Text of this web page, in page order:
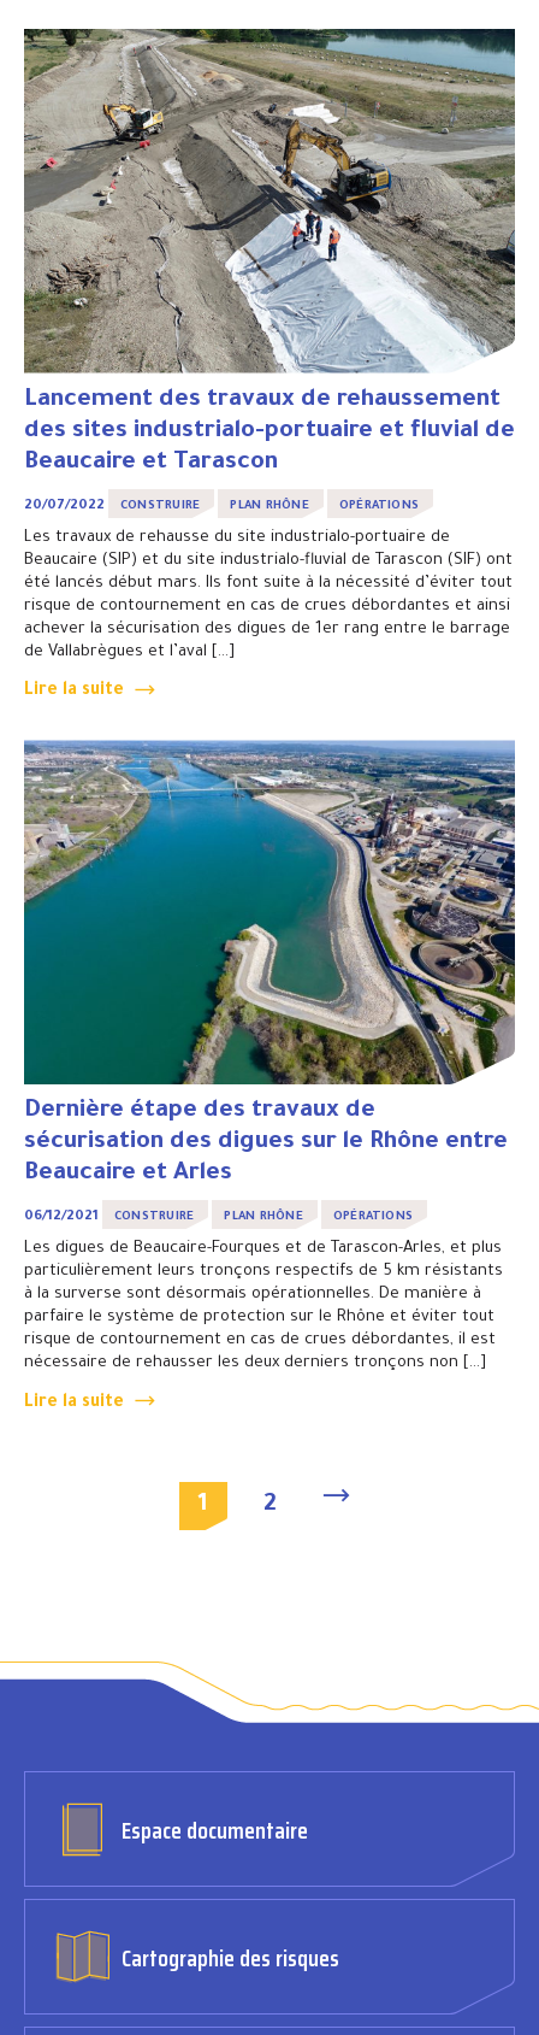
Lancement des travaux de rehaussement
des sites industrialo-portuaire et fluvial de
Beaucaire et Tarascon
20/07/2022 CONSTRUIRE PLAN RHÔNE OPÉRATIONS
Les travaux de rehausse du site industrialo-portuaire de
Beaucaire (SIP) et du site industrialo-fluvial de Tarascon (SIF) ont
été lancés début mars. Ils font suite à la nécessité d’éviter tout
risque de contournement en cas de crues débordantes et ainsi
achever la sécurisation des digues de 1er rang entre le barrage
de Vallabrègues et l’aval […]
Lire la suite
Dernière étape des travaux de
sécurisation des digues sur le Rhône entre
Beaucaire et Arles
06/12/2021 CONSTRUIRE PLAN RHÔNE OPÉRATIONS
Les digues de Beaucaire-Fourques et de Tarascon-Arles, et plus
particulièrement leurs tronçons respectifs de 5 km résistants
à la surverse sont désormais opérationnelles. De manière à
parfaire le système de protection sur le Rhône et éviter tout
risque de contournement en cas de crues débordantes, il est
nécessaire de rehausser les deux derniers tronçons non […]
Lire la suite
1 2
Espace documentaire
Cartographie des risques